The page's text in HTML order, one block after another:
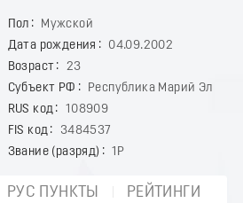
Пол
Мужской
Дата рождения
04.09.2002
Возраст
23
Субъект РФ
Республика Марий Эл
RUS код
108909
FIS код
3484537
Звание (разряд)
1Р
РУС ПУНКТЫ
РЕЙТИНГИ